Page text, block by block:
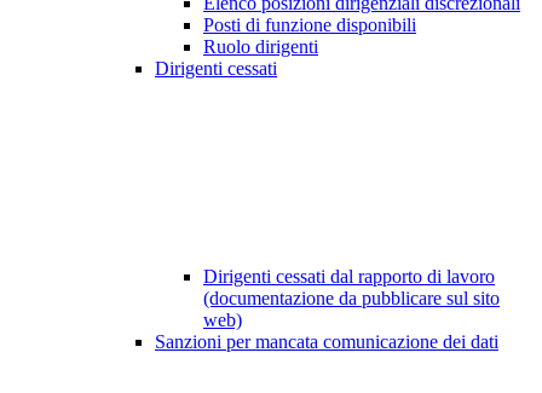
Posti di funzione disponibili
Ruolo dirigenti
Dirigenti cessati
Dirigenti cessati dal rapporto di lavoro
(documentazione da pubblicare sul sito
web)
Sanzioni per mancata comunicazione dei dati